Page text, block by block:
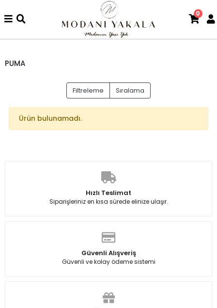
0
PUMA
Filtreleme Sıralama
Ürün bulunamadı.
Hızlı Teslimat
Siparişleriniz en kısa sürede elinize ulaşır.
Güvenli Alışveriş
Güvenli ve kolay ödeme sistemi